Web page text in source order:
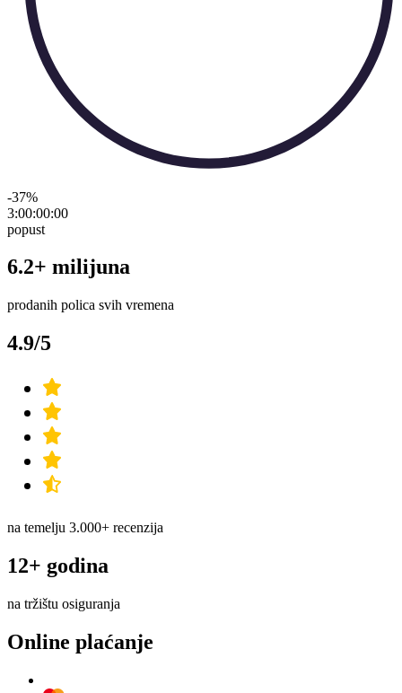
-37%
3:00:00:00
popust
6.2+ milijuna
prodanih polica svih vremena
4.9/5
na temelju 3.000+ recenzija
12+ godina
na tržištu osiguranja
Online plaćanje